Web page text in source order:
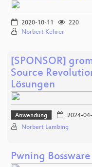
2020-10-11
220
Norbert Kehrer
[SPONSOR]
Source
Lösungen
Anwendung 2024-
Norbert Lambing
Pwning